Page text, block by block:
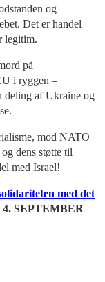
og
Det er handel
legitim.
på
i ryggen –
deling af Ukraine og
mod NATO
dens støtte til
med Israel!
med det
SEPTEMBER